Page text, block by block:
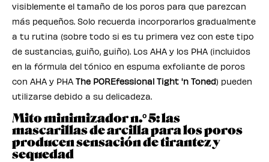
visiblemente el tamaño de los poros para que parezcan
más pequeños. Solo recuerda incorporarlos gradualmente
a tu rutina (sobre todo si es tu primera vez con este tipo
de sustancias, guiño, guiño). Los AHA y los PHA (incluidos
en la fórmula del tónico en espuma exfoliante de poros
con AHA y PHA The POREfessional Tight 'n Toned) pueden
utilizarse debido a su delicadeza.
Mito minimizador n.º 5: las
mascarillas de arcilla para los poros
producen sensación de tirantez y
sequedad